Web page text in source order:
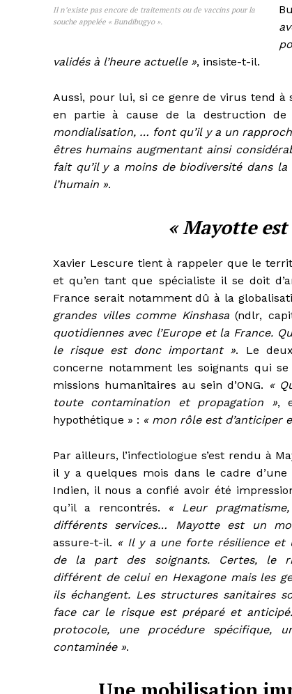
Il n’existe pas encore de traitements ou de vaccins pour la
souche appelée « Bundibugyo ».
validés à l’heure actuelle », insiste-t-il.
Aussi, pour lui, si ce genre de virus tend à
en partie à cause de la destruction de
mondialisation, … font qu’il y a un
êtres humains augmentant ainsi
fait qu’il y a moins de biodiversité dans
l’humain ».
« Mayotte
Xavier Lescure tient à rappeler que le
et qu’en tant que spécialiste il se doit
France serait notamment dû à la
grandes villes comme Kinshasa(ndlr,
quotidiennes avec l’Europe et la France.
le risque est donc important ». Le
concerne notamment les soignants qui
missions humanitaires au sein d’ONG. «
toute contamination et propagation »,
hypothétique » : « mon rôle est d’anticiper
Par ailleurs, l’infectiologue s’est rendu à
il y a quelques mois dans le cadre d’une
Indien, il nous a confié avoir été
qu’il a rencontrés. « Leur
différents services… Mayotte est un
assure-t-il. « Il y a une forte résilience et
de la part des soignants. Certes, le
différent de celui en Hexagone mais les
ils échangent. Les structures sanitaires
face car le risque est préparé et
protocole, une procédure spécifique,
contaminée ».